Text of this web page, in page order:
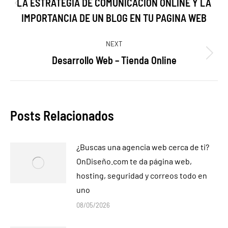
navigation
Previous
post:
IMPORTANCIA DE UN BLOG EN TU PAGINA WEB
NEXT
Next
Desarrollo Web – Tienda Online
Posts Relacionados
¿Buscas una agencia web cerca de ti?
OnDiseño.com te da página web,
hosting, seguridad y correos todo en
uno
08/05/2026